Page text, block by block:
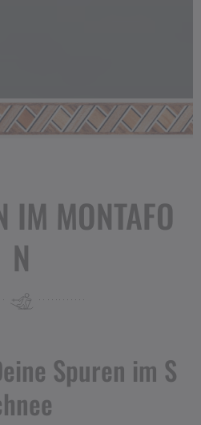
IM MONTAFO
N
Spuren im S